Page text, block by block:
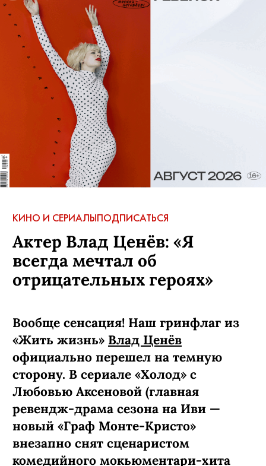
КИНО И СЕРИАЛЫПОДПИСАТЬСЯ
Актер Влад Ценёв: «Я
всегда мечтал об
отрицательных героях»
Вообще сенсация! Наш гринфлаг из
«Жить жизнь» Влад Ценёв
официально перешел на темную
сторону. В сериале «Холод» с
Любовью Аксеновой (главная
ревендж-­драма сезона на Иви —
новый «Граф Монте-­Кристо»
внезапно снят сценаристом
комедийного мокьюментари-хита